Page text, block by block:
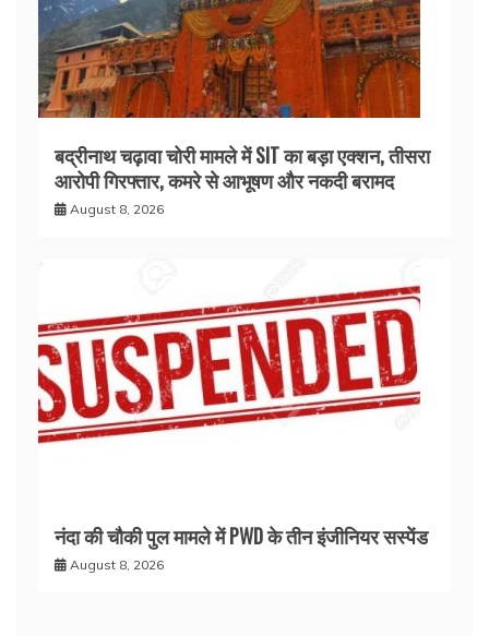
बद्रीनाथ चढ़ावा चोरी मामले में SIT का बड़ा एक्शन, तीसरा
आरोपी गिरफ्तार, कमरे से आभूषण और नकदी बरामद
August 8, 2026
नंदा की चौकी पुल मामले में PWD के तीन इंजीनियर सस्पेंड
August 8, 2026